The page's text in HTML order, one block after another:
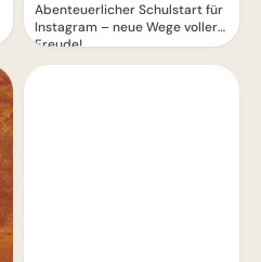
Abenteuerlicher Schulstart für
Instagram – neue Wege voller
Freude!